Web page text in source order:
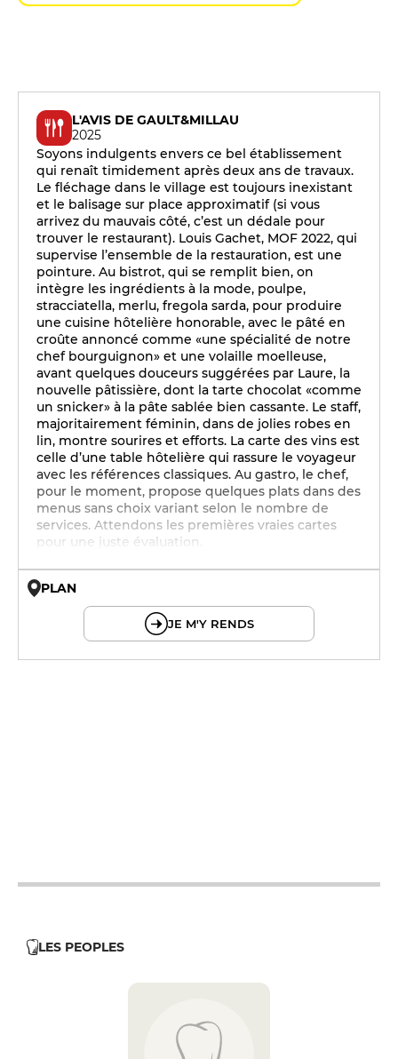
L'AVIS DE GAULT&MILLAU
2025
Soyons indulgents envers ce bel établissement
qui renaît timidement après deux ans de travaux.
Le fléchage dans le village est toujours inexistant
et le balisage sur place approximatif (si vous
arrivez du mauvais côté, c’est un dédale pour
trouver le restaurant). Louis Gachet, MOF 2022, qui
supervise l’ensemble de la restauration, est une
pointure. Au bistrot, qui se remplit bien, on
intègre les ingrédients à la mode, poulpe,
stracciatella, merlu, fregola sarda, pour produire
une cuisine hôtelière honorable, avec le pâté en
croûte annoncé comme «une spécialité de notre
chef bourguignon» et une volaille moelleuse,
avant quelques douceurs suggérées par Laure, la
nouvelle pâtissière, dont la tarte chocolat «comme
un snicker» à la pâte sablée bien cassante. Le staff,
majoritairement féminin, dans de jolies robes en
lin, montre sourires et efforts. La carte des vins est
celle d’une table hôtelière qui rassure le voyageur
avec les références classiques. Au gastro, le chef,
pour le moment, propose quelques plats dans des
menus sans choix variant selon le nombre de
services. Attendons les premières vraies cartes
pour une juste évaluation.
PLAN
JE M'Y RENDS
LES PEOPLES